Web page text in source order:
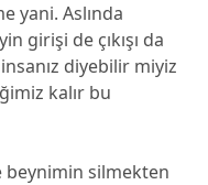
yani. Aslında
girişi de çıkışı da
diyebilir miyiz
kalır bu
beynimin silmekten